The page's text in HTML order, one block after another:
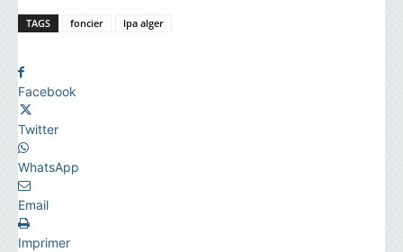
TAGS foncier lpa alger
Facebook
Twitter
WhatsApp
Email
Imprimer